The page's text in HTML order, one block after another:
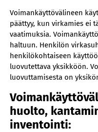
Voimankäyttövälineen
päättyy, kun virkamies ei
vaatimuksia.
haltuun. Henkilön
henkilökohtaiseen
luovutettava yksikköön.
luovuttamisesta on
huolto,
inventointi: